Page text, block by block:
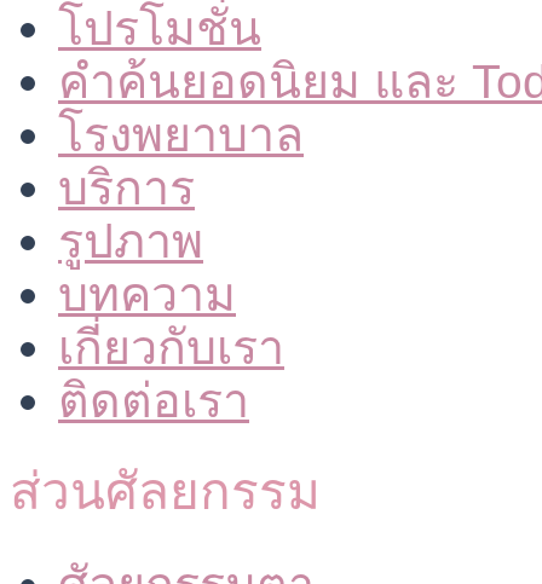
โปรโมชั่น
คำค้นยอดนิยม และ
โรงพยาบาล
บริการ
รูปภาพ
บทความ
เกี่ยวกับเรา
ติดต่อเรา
ส่วนศัลยกรรม